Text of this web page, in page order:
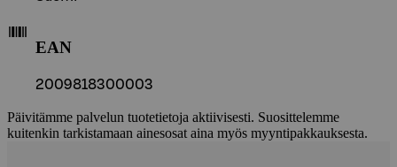
EAN
2009818300003
Päivitämme palvelun tuotetietoja aktiivisesti. Suosittelemme
kuitenkin tarkistamaan ainesosat aina myös myyntipakkauksesta.